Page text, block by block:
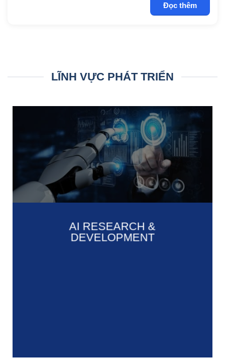
Đọc thêm
LĨNH VỰC PHÁT TRIỂN
AI RESEARCH &
DEVELOPMENT